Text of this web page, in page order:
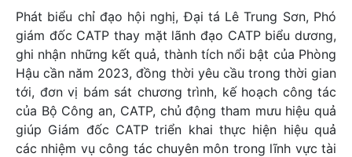
Phát biểu chỉ đạo hội nghị, Đại tá Lê Trung Sơn, Phó
giám đốc CATP thay mặt lãnh đạo CATP biểu dương,
ghi nhận những kết quả, thành tích nổi bật của Phòng
Hậu cần năm 2023, đồng thời yêu cầu trong thời gian
tới, đơn vị bám sát chương trình, kế hoạch công tác
của Bộ Công an, CATP, chủ động tham mưu hiệu quả
giúp Giám đốc CATP triển khai thực hiện hiệu quả
các nhiệm vụ công tác chuyên môn trong lĩnh vực tài